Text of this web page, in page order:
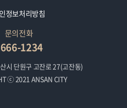
정보처리방침
문의전화
1234
시 단원구 고잔로 27(고잔동)
ⓒ 2021 ANSAN CITY